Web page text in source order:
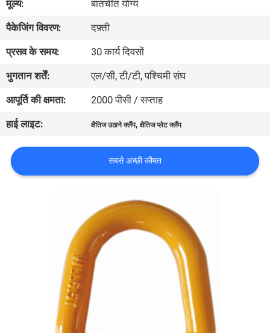
भ्रमण
गुणवत्ता
नियंत्रण
संपर्क
करें
एक
मूल्य:
बातचीत योग्य
पैकेजिंग विवरण:
दफ़्ती
प्रसव के समय:
30 कार्य दिवसों
भुगतान शर्तें:
एल/सी, टी/टी, पश्चिमी संघ
आपूर्ति की क्षमता:
2000 पीसी / सप्ताह
हाई लाइट:
क्षैतिज उठाने क्लैंप,क्षैतिज प्लेट क्लैंप
सबसे अच्छी कीमत